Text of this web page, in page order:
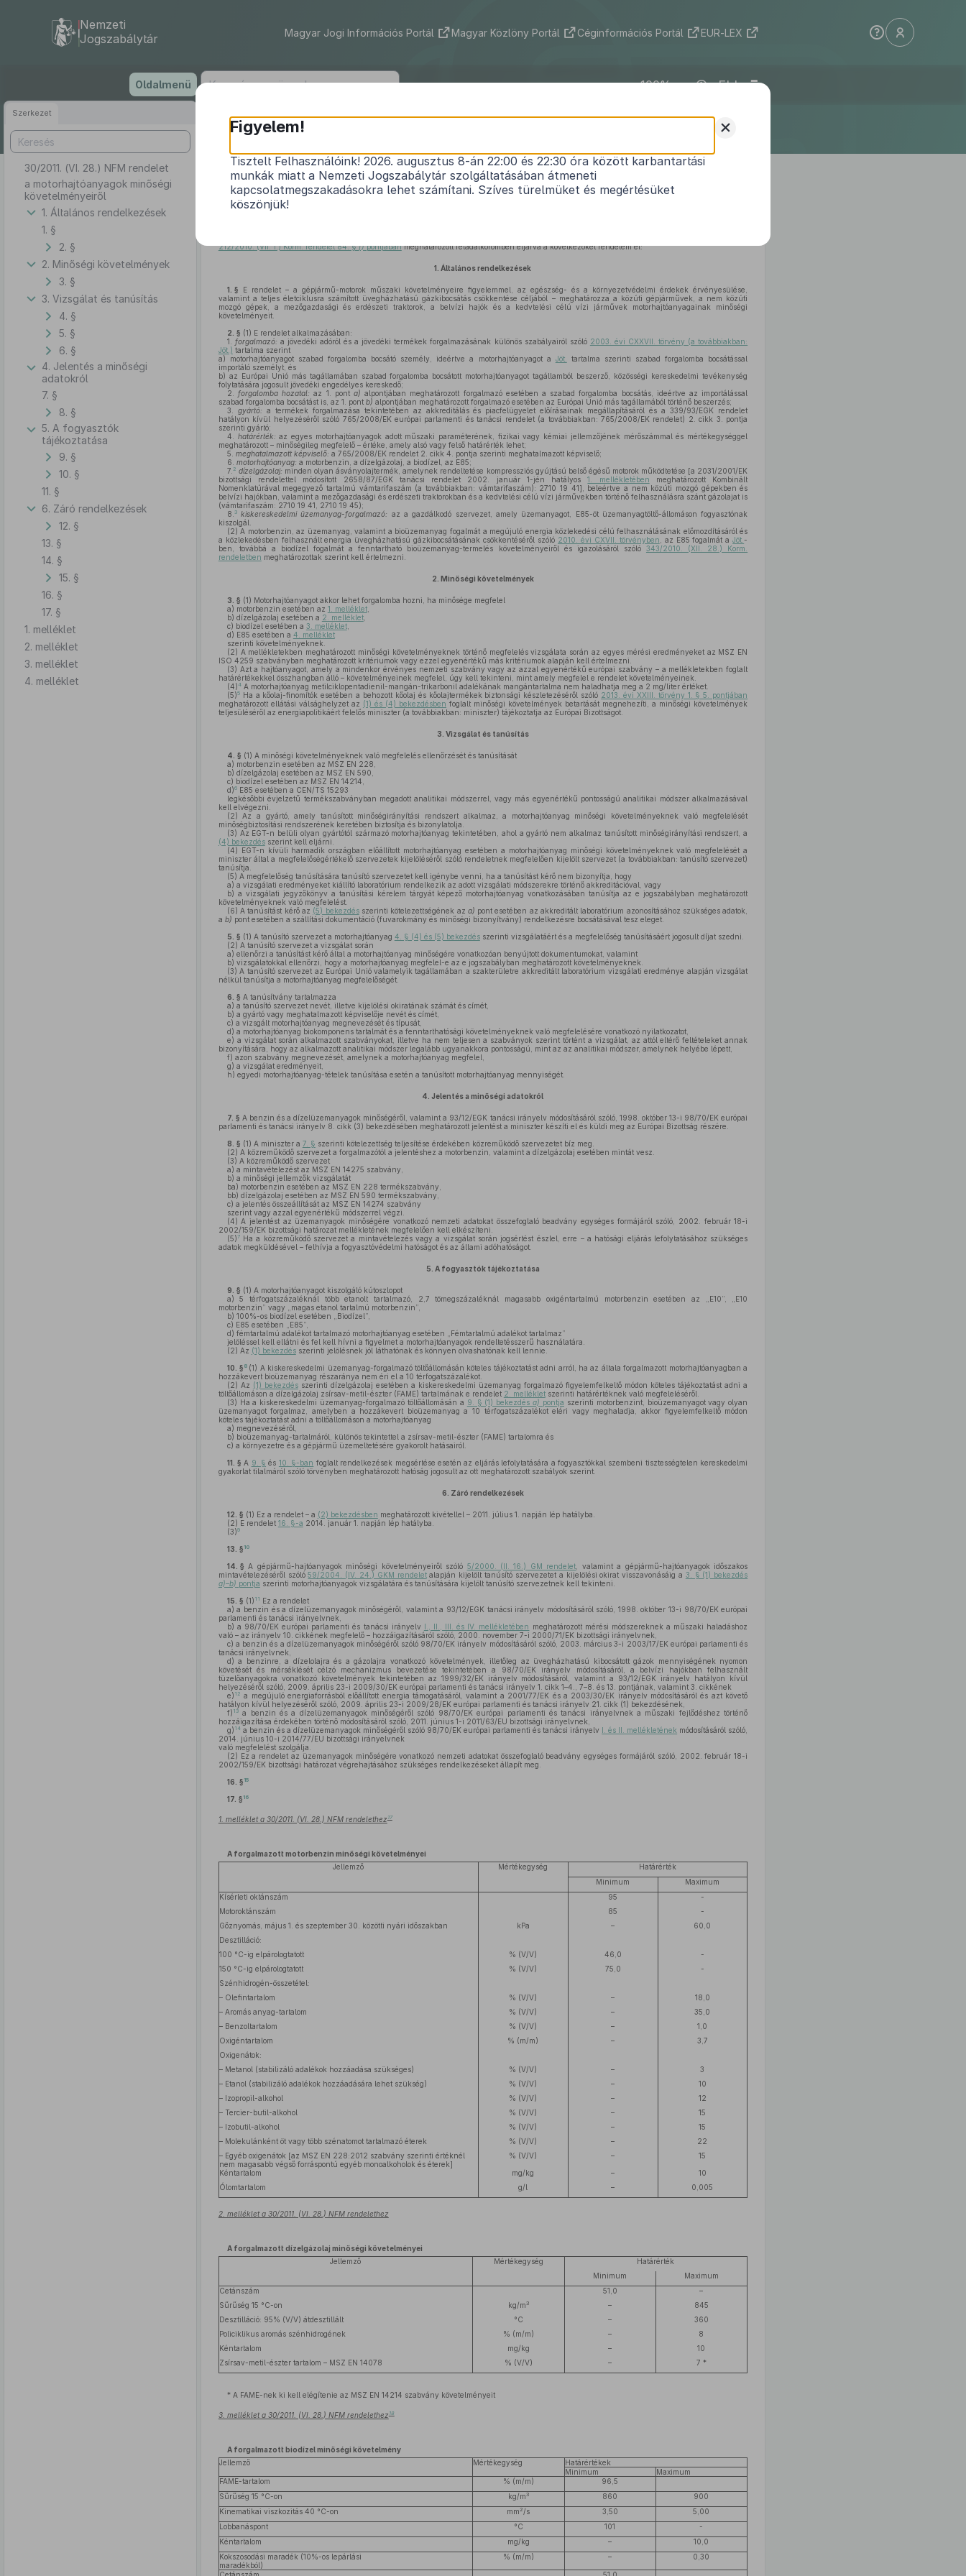
tartalomra
Nemzeti
Jogszabálytár
Magyar Jogi Információs Portál Magyar Közlöny Portál Céginformációs Portál EUR-LEX
Oldalmenü ELI
Szerkezet
30/2011. (VI. 28.) NFM rendelet
a motorhajtóanyagok minőségi
követelményeiről
1. Általános rendelkezések
1. §
2. §
2. Minőségi követelmények
3. §
3. Vizsgálat és tanúsítás
4. §
5. §
6. §
4. Jelentés a minőségi
adatokról
7. §
8. §
5. A fogyasztók
tájékoztatása
9. §
10. §
11. §
6. Záró rendelkezések
12. §
13. §
14. §
15. §
16. §
17. §
1. melléklet
2. melléklet
3. melléklet
4. melléklet
30/2011. (VI. 28.) NFM rendelet
a motorhajtóanyagok minőségi követelményeiről1
Hatályos: 2017. 01. 01. – 2017. 06. 02.
212/2010. (VII. 1.) Korm. rendelet 84. §f)pontjábanmeghatározott feladatkörömben eljárva a következőket rendelem el:
1. Általános rendelkezések
1. § E rendelet – a gépjármű-motorok műszaki követelményeire figyelemmel, az egészség- és a környezetvédelmi érdekek érvényesülése,
valamint a teljes életciklusra számított üvegházhatású gázkibocsátás csökkentése céljából – meghatározza a közúti gépjárművek, a nem közúti
mozgó gépek, a mezőgazdasági és erdészeti traktorok, a belvízi hajók és a kedvtelési célú vízi járművek motorhajtóanyagainak minőségi
követelményeit.
2. § (1) E rendelet alkalmazásában:
1.
forgalmazó: a jövedéki adóról és a jövedéki termékek forgalmazásának különös szabályairól szóló 2003. évi CXXVII. törvény (a továbbiakban:
Jöt.) tartalma szerint
a) motorhajtóanyagot szabad forgalomba bocsátó személy, ideértve a motorhajtóanyagot a Jöt.
tartalma szerinti szabad forgalomba bocsátással
importáló személyt, és
b) az Európai Unió más tagállamában szabad forgalomba bocsátott motorhajtóanyagot tagállamból beszerző, közösségi kereskedelmi tevékenység
folytatására jogosult jövedéki engedélyes kereskedő;
2.
forgalomba hozatal: az 1. ponta) alpontjában meghatározott forgalmazó esetében a szabad forgalomba bocsátás, ideértve az importálással
szabad forgalomba bocsátást is, az 1. pont b) alpontjában meghatározott forgalmazó esetében az Európai Unió más tagállamából történő beszerzés;
3.
gyártó: a termékek forgalmazása tekintetében az akkreditálás és piacfelügyelet előírásainak megállapításáról és a 339/93/EGK rendelet
hatályon kívül helyezéséről szóló 765/2008/EK európai parlamenti és tanácsi rendelet (a továbbiakban: 765/2008/EK rendelet) 2. cikk 3. pontja
szerinti gyártó;
4.
határérték: az egyes motorhajtóanyagok adott műszaki paraméterének, fizikai vagy kémiai jellemzőjének mérőszámmal és mértékegységgel
meghatározott – minőségileg megfelelő – értéke, amely alsó vagy felső határérték lehet;
5. meghatalmazott képviselő: a 765/2008/EK rendelet 2. cikk 4. pontja szerinti meghatalmazott képviselő;
6. motorhajtóanyag: a motorbenzin, a dízelgázolaj, a biodízel, az E85;
7. 2 dízelgázolaj: minden olyan ásványolajtermék, amelynek rendeltetése kompressziós gyújtású belső égésű motorok működtetése [a 2031/2001/EK
bizottsági rendelettel módosított 2658/87/EGK tanácsi rendelet 2002. január 1-jén hatályos1. mellékletében meghatározott Kombinált
Nomenklatúrával megegyező tartalmú vámtarifaszám (a továbbiakban: vámtarifaszám): 2710 19 41], beleértve a nem közúti mozgó gépekben és
belvízi hajókban, valamint a mezőgazdasági és erdészeti traktorokban és a kedvtelési célú vízi járművekben történő felhasználásra szánt gázolajat is
(vámtarifaszám: 2710 19 41, 2710 19 45);
8. 3 kiskereskedelmi üzemanyag-forgalmazó: az a gazdálkodó szervezet, amely üzemanyagot, E85-öt üzemanyagtöltő-állomáson fogyasztónak
kiszolgál.
(2) A motorbenzin, az üzemanyag, valamint a bioüzemanyag fogalmát a megújuló energia közlekedési célú felhasználásának előmozdításáról és
a közlekedésben felhasznált energia üvegházhatású gázkibocsátásának csökkentéséről szóló 2010. évi CXVII. törvényben , az E85 fogalmát aJöt.-
ben, továbbá a biodízel fogalmát a fenntartható bioüzemanyag-termelés követelményeiről és igazolásáról szóló 343/2010. (XII. 28.) Korm.
rendeletben meghatározottak szerint kell értelmezni.
2. Minőségi követelmények
3. § (1) Motorhajtóanyagot akkor lehet forgalomba hozni, ha minősége megfelel
a) motorbenzin esetében az 1. melléklet,
b) dízelgázolaj esetében a 2. melléklet,
c) biodízel esetében a 3. melléklet,
d) E85 esetében a 4. melléklet
szerinti követelményeknek.
(2) A mellékletekben meghatározott minőségi követelményeknek történő megfelelés vizsgálata során az egyes mérési eredményeket az MSZ EN
ISO 4259 szabványban meghatározott kritériumok vagy ezzel egyenértékű más kritériumok alapján kell értelmezni.
(3) Azt a hajtóanyagot, amely a mindenkor érvényes nemzeti szabvány vagy az azzal egyenértékű európai szabvány – a mellékletekben foglalt
határértékekkel összhangban álló – követelményeinek megfelel, úgy kell tekinteni, mint amely megfelel e rendelet követelményeinek.
(4)4A motorhajtóanyag metilciklopentadienil-mangán-trikarbonil adalékának mangántartalma nem haladhatja meg a 2 mg/liter értéket.
(5)5Ha a kőolaj-finomítók esetében a behozott kőolaj és kőolajtermékek biztonsági készletezéséről szóló 2013. évi XXIII. törvény 1. § 5. pontjában
meghatározott ellátási válsághelyzet az (1) és (4) bekezdésben foglalt minőségi követelmények betartását megnehezíti, a minőségi követelmények
teljesüléséről az energiapolitikáért felelős miniszter (a továbbiakban: miniszter) tájékoztatja az Európai Bizottságot.
3. Vizsgálat és tanúsítás
4. § (1) A minőségi követelményeknek való megfelelés ellenőrzését és tanúsítását
a) motorbenzin esetében az MSZ EN 228,
b) dízelgázolaj esetében az MSZ EN 590,
c) biodízel esetében az MSZ EN 14214,
d)6E85 esetében a CEN/TS 15293
legkésőbbi évjelzetű termékszabványban megadott analitikai módszerrel, vagy más egyenértékű pontosságú analitikai módszer alkalmazásával
kell elvégezni.
(2) Az a gyártó, amely tanúsított minőségirányítási rendszert alkalmaz, a motorhajtóanyag minőségi követelményeknek való megfelelését
minőségbiztosítási rendszerének keretében biztosítja és bizonylatolja.
(3) Az EGT-n belüli olyan gyártótól származó motorhajtóanyag tekintetében, ahol a gyártó nem alkalmaz tanúsított minőségirányítási rendszert, a
(4) bekezdésszerint kell eljárni.
(4) EGT-n kívüli harmadik országban előállított motorhajtóanyag esetében a motorhajtóanyag minőségi követelményeknek való megfelelését a
miniszter által a megfelelőségértékelő szervezetek kijelöléséről szóló rendeletnek megfelelően kijelölt szervezet (a továbbiakban: tanúsító szervezet)
tanúsítja.
(5) A megfelelőség tanúsítására tanúsító szervezetet kell igénybe venni, ha a tanúsítást kérő nem bizonyítja, hogy
a) a vizsgálati eredményeket kiállító laboratórium rendelkezik az adott vizsgálati módszerekre történő akkreditációval, vagy
b) a vizsgálati jegyzőkönyv a tanúsítási kérelem tárgyát képező motorhajtóanyag vonatkozásában tanúsítja az e jogszabályban meghatározott
követelményeknek való megfelelést.
(6) A tanúsítást kérő az (5) bekezdésszerinti kötelezettségének az a) pont esetében az akkreditált laboratórium azonosításához szükséges adatok,
a b) pont esetében a szállítási dokumentáció (fuvarokmány és minőségi bizonyítvány) rendelkezésre bocsátásával tesz eleget.
5. § (1) A tanúsító szervezet a motorhajtóanyag 4. § (4) és (5) bekezdésszerinti vizsgálatáért és a megfelelőség tanúsításáért jogosult díjat szedni.
(2) A tanúsító szervezet a vizsgálat során
a) ellenőrzi a tanúsítást kérő által a motorhajtóanyag minőségére vonatkozóan benyújtott dokumentumokat, valamint
b) vizsgálatokkal ellenőrzi, hogy a motorhajtóanyag megfelel-e az e jogszabályban meghatározott követelményeknek.
(3) A tanúsító szervezet az Európai Unió valamelyik tagállamában a szakterületre akkreditált laboratórium vizsgálati eredménye alapján vizsgálat
nélkül tanúsítja a motorhajtóanyag megfelelőségét.
6. § A tanúsítvány tartalmazza
a) a tanúsító szervezet nevét, illetve kijelölési okiratának számát és címét,
b) a gyártó vagy meghatalmazott képviselője nevét és címét,
c) a vizsgált motorhajtóanyag megnevezését és típusát,
d) a motorhajtóanyag biokomponens tartalmát és a fenntarthatósági követelményeknek való megfelelésére vonatkozó nyilatkozatot,
e) a vizsgálat során alkalmazott szabványokat, illetve ha nem teljesen a szabványok szerint történt a vizsgálat, az attól eltérő feltételeket annak
bizonyítására, hogy az alkalmazott analitikai módszer legalább ugyanakkora pontosságú, mint az az analitikai módszer, amelynek helyébe lépett,
f) azon szabvány megnevezését, amelynek a motorhajtóanyag megfelel,
g) a vizsgálat eredményeit,
h) egyedi motorhajtóanyag-tételek tanúsítása esetén a tanúsított motorhajtóanyag mennyiségét.
4. Jelentés a minőségi adatokról
7. § A benzin és a dízelüzemanyagok minőségéről, valamint a 93/12/EGK tanácsi irányelv módosításáról szóló, 1998. október 13-i 98/70/EK európai
parlamenti és tanácsi irányelv 8. cikk (3) bekezdésében meghatározott jelentést a miniszter készíti el és küldi meg az Európai Bizottság részére.
8. § (1) A miniszter a 7. § szerinti kötelezettség teljesítése érdekében közreműködő szervezetet bíz meg.
(2) A közreműködő szervezet a forgalmazótól a jelentéshez a motorbenzin, valamint a dízelgázolaj esetében mintát vesz.
(3) A közreműködő szervezet
a) a mintavételezést az MSZ EN 14275 szabvány,
b) a minőségi jellemzők vizsgálatát
ba) motorbenzin esetében az MSZ EN 228 termékszabvány,
bb) dízelgázolaj esetében az MSZ EN 590 termékszabvány,
c) a jelentés összeállítását az MSZ EN 14274 szabvány
szerint vagy azzal egyenértékű módszerrel végzi.
(4) A jelentést az üzemanyagok minőségére vonatkozó nemzeti adatokat összefoglaló beadvány egységes formájáról szóló, 2002. február 18-i
2002/159/EK bizottsági határozat mellékletének megfelelően kell elkészíteni.
(5)7Ha a közreműködő szervezet a mintavételezés vagy a vizsgálat során jogsértést észlel, erre – a hatósági eljárás lefolytatásához szükséges
adatok megküldésével – felhívja a fogyasztóvédelmi hatóságot és az állami adóhatóságot.
5. A fogyasztók tájékoztatása
9. § (1) A motorhajtóanyagot kiszolgáló kútoszlopot
a) 5 térfogatszázaléknál több etanolt tartalmazó, 2,7 tömegszázaléknál magasabb oxigéntartalmú motorbenzin esetében az „E10”, „E10
motorbenzin” vagy „magas etanol tartalmú motorbenzin”,
b) 100%-os biodízel esetében „Biodízel”,
c) E85 esetében „E85”,
d) fémtartalmú adalékot tartalmazó motorhajtóanyag esetében „Fémtartalmú adalékot tartalmaz”
jelöléssel kell ellátni és fel kell hívni a figyelmet a motorhajtóanyagok rendeltetésszerű használatára.
(2) Az (1) bekezdésszerinti jelölésnek jól láthatónak és könnyen olvashatónak kell lennie.
10. § 8 (1) A kiskereskedelmi üzemanyag-forgalmazó töltőállomásán köteles tájékoztatást adni arról, ha az általa forgalmazott motorhajtóanyagban a
hozzákevert bioüzemanyag részaránya nem éri el a 10 térfogatszázalékot.
(2) Az (1) bekezdésszerinti dízelgázolaj esetében a kiskereskedelmi üzemanyag forgalmazó figyelemfelkeltő módon köteles tájékoztatást adni a
töltőállomáson a dízelgázolaj zsírsav-metil-észter (FAME) tartalmának e rendelet 2. mellékletszerinti határértéknek való megfeleléséről.
(3) Ha a kiskereskedelmi üzemanyag-forgalmazó töltőállomásán a 9. § (1) bekezdésa) pontja szerinti motorbenzint, bioüzemanyagot vagy olyan
üzemanyagot forgalmaz, amelyben a hozzákevert bioüzemanyag a 10 térfogatszázalékot eléri vagy meghaladja, akkor figyelemfelkeltő módon
köteles tájékoztatást adni a töltőállomáson a motorhajtóanyag
a) megnevezéséről,
b) bioüzemanyag-tartalmáról, különös tekintettel a zsírsav-metil-észter (FAME) tartalomra és
c) a környezetre és a gépjármű üzemeltetésére gyakorolt hatásairól.
11. § A 9. § és 10. §-ban foglalt rendelkezések megsértése esetén az eljárás lefolytatására a fogyasztókkal szembeni tisztességtelen kereskedelmi
gyakorlat tilalmáról szóló törvényben meghatározott hatóság jogosult az ott meghatározott szabályok szerint.
6. Záró rendelkezések
12. § (1) Ez a rendelet – a (2) bekezdésben meghatározott kivétellel – 2011. július 1. napján lép hatályba.
(2) E rendelet 16. §-a 2014. január 1. napján lép hatályba.
(3)9
13. § 10
14. § A gépjármű-hajtóanyagok minőségi követelményeiről szóló 5/2000. (II. 16.) GM rendelet , valamint a gépjármű-hajtóanyagok időszakos
mintavételezéséről szóló59/2004. (IV. 24.) GKM rendeletalapján kijelölt tanúsító szervezetet a kijelölési okirat visszavonásáig a 3. § (1) bekezdés
a)–b) pontja szerinti motorhajtóanyagok vizsgálatára és tanúsítására kijelölt tanúsító szervezetnek kell tekinteni.
15. § (1) 11 Ez a rendelet
a) a benzin és a dízelüzemanyagok minőségéről, valamint a 93/12/EGK tanácsi irányelv módosításáról szóló, 1998. október 13-i 98/70/EK európai
parlamenti és tanácsi irányelvnek,
b) a 98/70/EK európai parlamenti és tanácsi irányelv I., II., III. és IV. mellékletében meghatározott mérési módszereknek a műszaki haladáshoz
való – az irányelv 10. cikkének megfelelő – hozzáigazításáról szóló, 2000. november 7-i 2000/71/EK bizottsági irányelvnek,
c) a benzin és a dízelüzemanyagok minőségéről szóló 98/70/EK irányelv módosításáról szóló, 2003. március 3-i 2003/17/EK európai parlamenti és
tanácsi irányelvnek,
d) a benzinre, a dízelolajra és a gázolajra vonatkozó követelmények, illetőleg az üvegházhatású kibocsátott gázok mennyiségének nyomon
követését és mérséklését célzó mechanizmus bevezetése tekintetében a 98/70/EK irányelv módosításáról, a belvízi hajókban felhasznált
tüzelőanyagokra vonatkozó követelmények tekintetében az 1999/32/EK irányelv módosításáról, valamint a 93/12/EGK irányelv hatályon kívül
helyezéséről szóló, 2009. április 23-i 2009/30/EK európai parlamenti és tanácsi irányelv 1. cikk 1–4., 7–8. és 13. pontjának, valamint 3. cikkének
e) 12 a megújuló energiaforrásból előállított energia támogatásáról, valamint a 2001/77/EK és a 2003/30/EK irányelv módosításáról és azt követő
hatályon kívül helyezéséről szóló, 2009. április 23-i 2009/28/EK európai parlamenti és tanácsi irányelv 21. cikk (1) bekezdésének,
f) 13a benzin és a dízelüzemanyagok minőségéről szóló 98/70/EK európai parlamenti és tanácsi irányelvnek a műszaki fejlődéshez történő
hozzáigazítása érdekében történő módosításáról szóló, 2011. június 1-i 2011/63/EU bizottsági irányelvnek,
g) 14a benzin és a dízelüzemanyagok minőségéről szóló 98/70/EK európai parlamenti és tanácsi irányelv I. és II. mellékletének módosításáról szóló,
2014. június 10-i 2014/77/EU bizottsági irányelvnek
való megfelelést szolgálja.
(2) Ez a rendelet az üzemanyagok minőségére vonatkozó nemzeti adatokat összefoglaló beadvány egységes formájáról szóló, 2002. február 18-i
2002/159/EK bizottsági határozat végrehajtásához szükséges rendelkezéseket állapít meg.
16. § 15
17. § 16
1. melléklet a 30/2011. (VI. 28.) NFM rendelethez 17
A forgalmazott motorbenzin minőségi követelményei
Jellemző
Mértékegység
Határérték
Minimum
Maximum
Kísérleti oktánszám
95
-
Motoroktánszám
85
-
Gőznyomás, május 1. és szeptember 30. közötti nyári időszakban
kPa –
60,0
Desztilláció:
100 °C-ig elpárologtatott
% (V/V) 46,0
-
150 °C-ig elpárologtatott
% (V/V) 75,0
-
Szénhidrogén-összetétel:
– Olefintartalom
% (V/V) –
18,0
– Aromás anyag-tartalom
% (V/V) –
35,0
– Benzoltartalom
% (V/V) –
1,0
Oxigéntartalom
% (m/m) –
3,7
Oxigenátok:
– Metanol (stabilizáló adalékok hozzáadása szükséges)
% (V/V) –
3
– Etanol (stabilizáló adalékok hozzáadására lehet szükség)
% (V/V) –
10
– Izopropil-alkohol
% (V/V) –
12
– Tercier-butil-alkohol
% (V/V) –
15
– Izobutil-alkohol
% (V/V) –
15
– Molekulánként öt vagy több szénatomot tartalmazó éterek
% (V/V) –
22
– Egyéb oxigenátok [az MSZ EN 228:2012 szabvány szerinti értéknél
nem magasabb végső forráspontú egyéb monoalkoholok és éterek]
% (V/V) –
15
Kéntartalom
mg/kg –
10
Ólomtartalom
g/l – 0,005
2. melléklet a 30/2011. (VI. 28.) NFM rendelethez
A forgalmazott dízelgázolaj minőségi követelményei
Jellemző
Mértékegység
Határérték
Minimum
Maximum
Cetánszám
51,0
–
Sűrűség 15 °C-on
kg/m 3 –
845
Desztilláció: 95% (V/V) átdesztillált
°C –
360
Policiklikus aromás szénhidrogének
% (m/m) –
8
Kéntartalom
mg/kg –
10
Zsírsav-metil-észter tartalom – MSZ EN 14078
% (V/V) – 7 *
* A FAME-nek ki kell elégítenie az MSZ EN 14214 szabvány követelményeit
3. melléklet a 30/2011. (VI. 28.) NFM rendelethez 18
A forgalmazott biodízel minőségi követelmény
Jellemző
Mértékegység
Határértékek
Minimum
Maximum
FAME-tartalom
% (m/m)
96,5
Sűrűség 15 °C-on
kg/m 3 860
900
Kinematikai viszkozitás 40 °C-on
mm2 /s 3,50
5,00
Lobbanáspont
°C 101
-
Kéntartalom
mg/kg –
10,0
Kokszosodási maradék (10%-os lepárlási
maradékból)
% (m/m) – 0,30
+
Figyelem!
Tisztelt Felhasználóink! 2026. augusztus 8-án 22:00 és 22:30 óra között karbantartási
munkák miatt a Nemzeti Jogszabálytár szolgáltatásában átmeneti
kapcsolatmegszakadásokra lehet számítani. Szíves türelmüket és megértésüket
köszönjük!